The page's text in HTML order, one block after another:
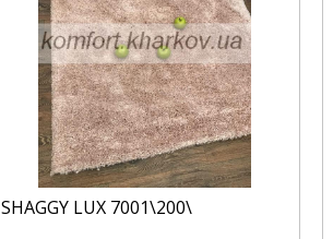
SHAGGY LUX 7001\200\